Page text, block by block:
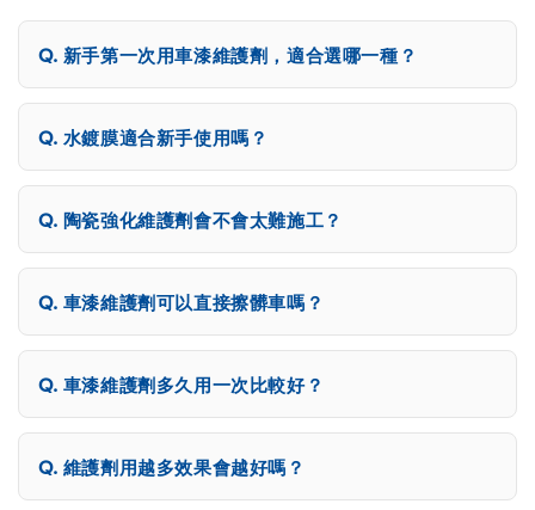
新手第一次用車漆維護劑，適合選哪一種？
水鍍膜適合新手使用嗎？
陶瓷強化維護劑會不會太難施工？
車漆維護劑可以直接擦髒車嗎？
車漆維護劑多久用一次比較好？
維護劑用越多效果會越好嗎？